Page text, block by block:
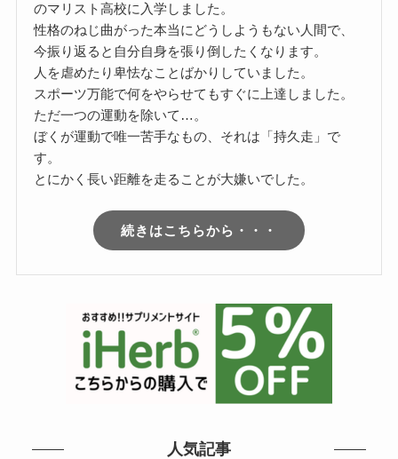
のマリスト高校に入学しました。
性格のねじ曲がった本当にどうしようもない人間で、
今振り返ると自分自身を張り倒したくなります。
人を虐めたり卑怯なことばかりしていました。
スポーツ万能で何をやらせてもすぐに上達しました。
ただ一つの運動を除いて…。
ぼくが運動で唯一苦手なもの、それは「持久走」で
す。
とにかく長い距離を走ることが大嫌いでした。
続きはこちらから・・・
人気記事